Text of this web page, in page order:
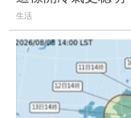
生活